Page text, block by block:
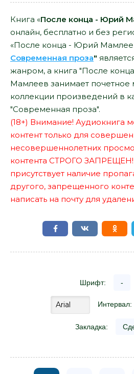
Книга «После конца - Юрий
онлайн, бесплатно и без
«После конца - Юрий
Современная проза"
жанром, а книга "После
Мамлеев занимает почетное
коллекции произведений в
"Современная проза".
(18+) Внимание! Аудиокнига
контент только для
несовершеннолетних
контента СТРОГО ЗАПРЕЩЕН!
присутствует наличие
другого, запрещенного
написать на почту для
Шрифт: -
Интервал:
Закладка: